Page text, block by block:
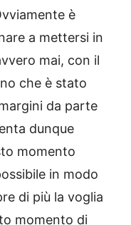
è
a mettersi in
mai, con il
che è stato
da parte
dunque
momento
in modo
di più la voglia
momento di